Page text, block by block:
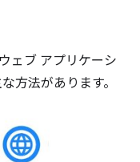
ェブ アプリケーシ
方法があります。